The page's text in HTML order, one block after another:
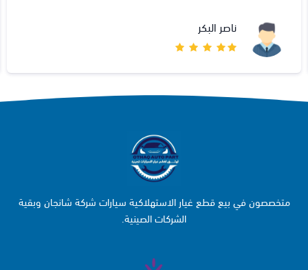
ناصر البكر
متخصصون في بيع قطع غيار الاستهلاكية سيارات شركة شانجان وبقية
الشركات الصينية.